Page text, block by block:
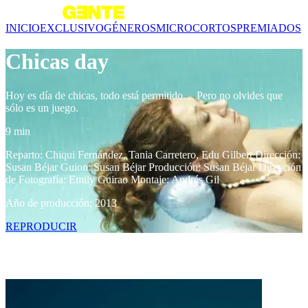
INICIOEXCLUSIVOGÉNEROSMICROCORTOSPREMIADOS
Chicas day
Hoy es día de chicas, todo está permitido… Pero no olvides que
sólo es un juego.
9 min
Reparto: Chiqui Fernández, Tania Carretero, Edu Gilbert Dirección:
Susan Béjar Guion: Susan Béjar Producción: Susan Béjar Dirección
de Fotografía: Emily Guirao Montaje: Andrés Gil
Año de producción: 2013
REPRODUCIR